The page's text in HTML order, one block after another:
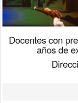
Docentes con
años de